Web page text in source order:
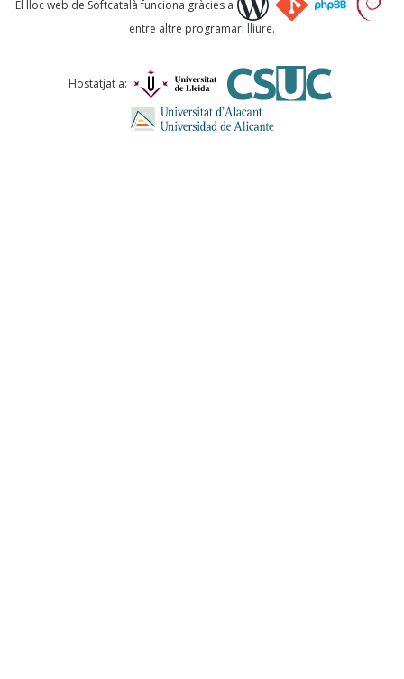
Comentari *
El lloc web de Softcatalà funciona gràcies a
entre altre programari lliure.
Hostatjat a: